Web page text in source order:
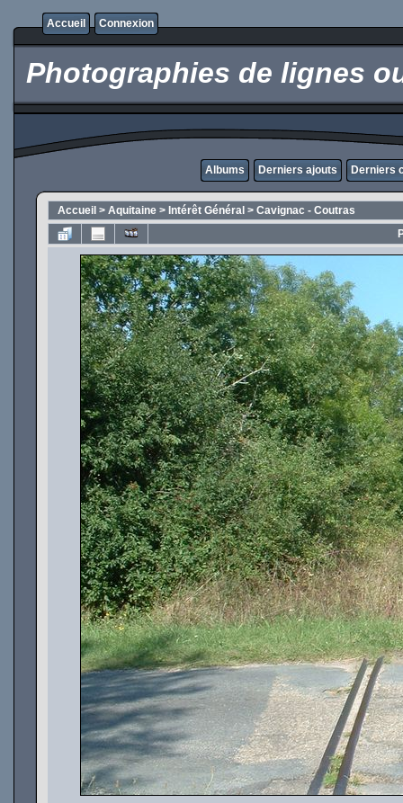
Accueil Connexion
Photographies de lignes
Albums Derniers ajouts Derniers
Accueil > Aquitaine > Intérêt Général > Cavignac - Coutras